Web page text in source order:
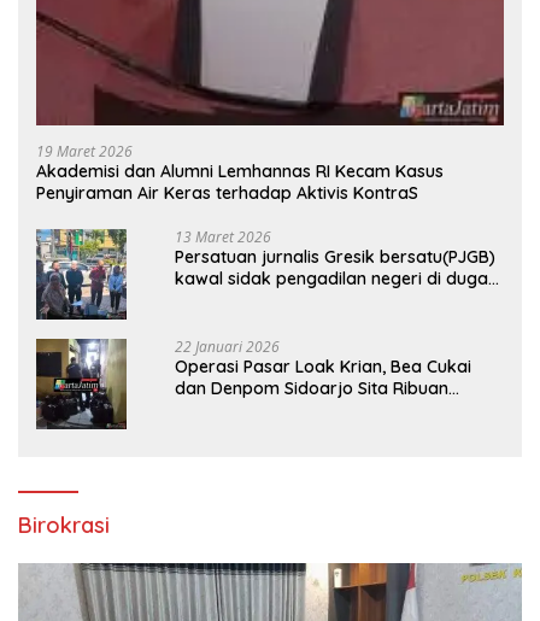
19 Maret 2026
Akademisi dan Alumni Lemhannas RI Kecam Kasus
Penyiraman Air Keras terhadap Aktivis KontraS
13 Maret 2026
Persatuan jurnalis Gresik bersatu(PJGB)
kawal sidak pengadilan negeri di duga
22 Januari 2026
Operasi Pasar Loak Krian, Bea Cukai
dan Denpom Sidoarjo Sita Ribuan
Birokrasi